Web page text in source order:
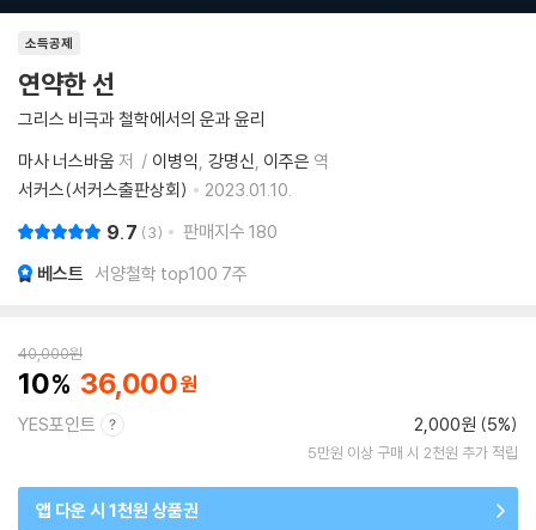
소득공제
연약한 선
그리스 비극과 철학에서의 운과 윤리
마사 너스바움 저 이병익 강명신 이주은 역
서커스(서커스출판상회)
2023.01.10.
9.7 3 판매지수 180
베스트 서양철학 top100 7주
40,000원
10 36,000
YES포인트 2,000원 (5%)
5만원 이상 구매 시 2천원 추가 적립
앱 다운 시 1천원 상품권